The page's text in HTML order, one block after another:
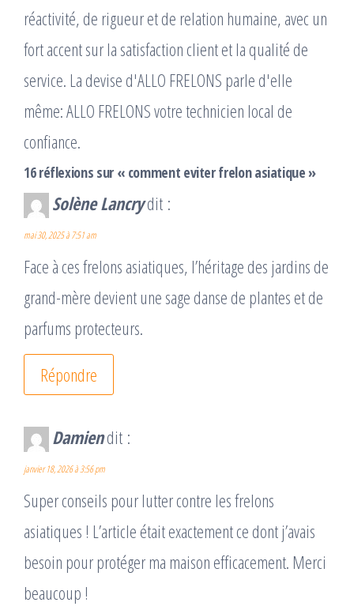
réactivité, de rigueur et de relation humaine, avec un
fort accent sur la satisfaction client et la qualité de
service. La devise d'ALLO FRELONS parle d'elle
même: ALLO FRELONS votre technicien local de
confiance.
16 réflexions sur « comment eviter frelon asiatique »
Solène Lancrydit :
mai 30, 2025 à 7:51 am
Face à ces frelons asiatiques, l’héritage des jardins de
grand-mère devient une sage danse de plantes et de
parfums protecteurs.
Répondre
Damiendit :
janvier 18, 2026 à 3:56 pm
Super conseils pour lutter contre les frelons
asiatiques ! L’article était exactement ce dont j’avais
besoin pour protéger ma maison efficacement. Merci
beaucoup !